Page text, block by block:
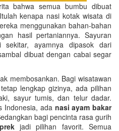
bahwa semua bumbu dibuat
kenapa nasi kotak wisata di
menggunakan bahan-bahan
hasil pertaniannya. Sayuran
ayamnya dipasok dari
dibuat dengan cabai segar
membosankan. Bagi wisatawan
lengkap gizinya, ada pilihan
sayur tumis, dan telur dadar.
Indonesia, ada nasi ayam bakar
bagi pencinta rasa gurih
jadi pilihan favorit. Semua